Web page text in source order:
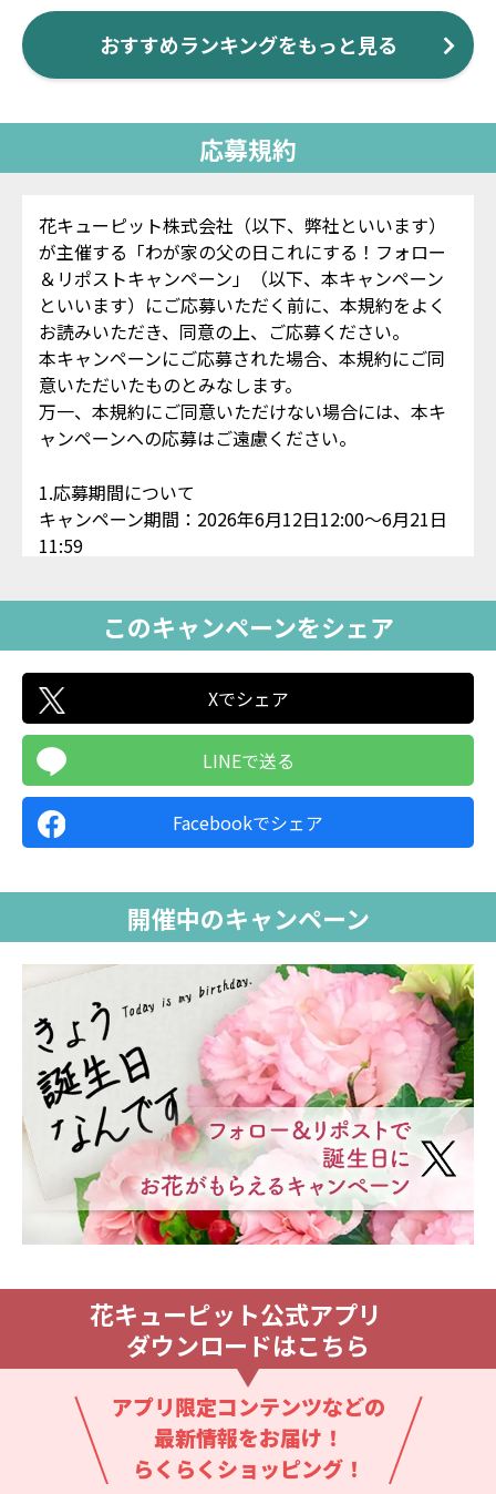
おすすめランキングをもっと見る
応募規約
花キューピット株式会社（以下、弊社といいます）
が主催する「わが家の父の日これにする！フォロー
＆リポストキャンペーン」（以下、本キャンペーン
といいます）にご応募いただく前に、本規約をよく
お読みいただき、同意の上、ご応募ください。
本キャンペーンにご応募された場合、本規約にご同
意いただいたものとみなします。
万一、本規約にご同意いただけない場合には、本キ
ャンペーンへの応募はご遠慮ください。
1.応募期間について
キャンペーン期間：2026年6月12日12:00～6月21日
11:59
となることがあります。
2.賞品について
＜フォロー＆リポストでその場で当たる＞
期間中に応募された応募者のうち、Amazonギフト
カード500円分をプレゼントいたします。
やむを得ない事情により、賞品は予告なく変更とな
ることがあります。
＜Wチャンスで当たる＞
期間中に応募された応募者のうち、花とみどりのeギ
やむを得ない事情により、賞品は予告なく変更とな
ることがあります。
3.応募方法について
＜フォロー＆リポストでその場で当たる＞
X（旧Twitter）上で、花キューピット【公式】アカ
ウント「@i8791」をフォローし、指定の投稿をリポ
スト（リツイート）してください。
※応募の対象となるのはリポスト（リツイート）の
みで、引用ポスト（ツイート）の場合ご応募対象外
となります。
＜Wチャンスで当たる＞
フォロー＆リポスト後に、ハッシュタグ「#わが家の
父の日これにする」とお父さんに関する質問の回答
ト）してください。
※アカウントを非公開設定にしている場合はご応募
対象外となります。
※やむを得ない事情により、応募方法は予告なく変
更となることがあります。
※X（旧Twitter）システムのエラー・システム障害
等その他やむを得ない事情により、フォローや投稿
ができない場合があります。
このキャンペーンをシェア
Xでシェア
LINEで送る
Facebookでシェア
開催中のキャンペーン
花キューピット公式アプリ
ダウンロードはこちら
アプリ限定コンテンツなどの
最新情報をお届け！
らくらくショッピング！